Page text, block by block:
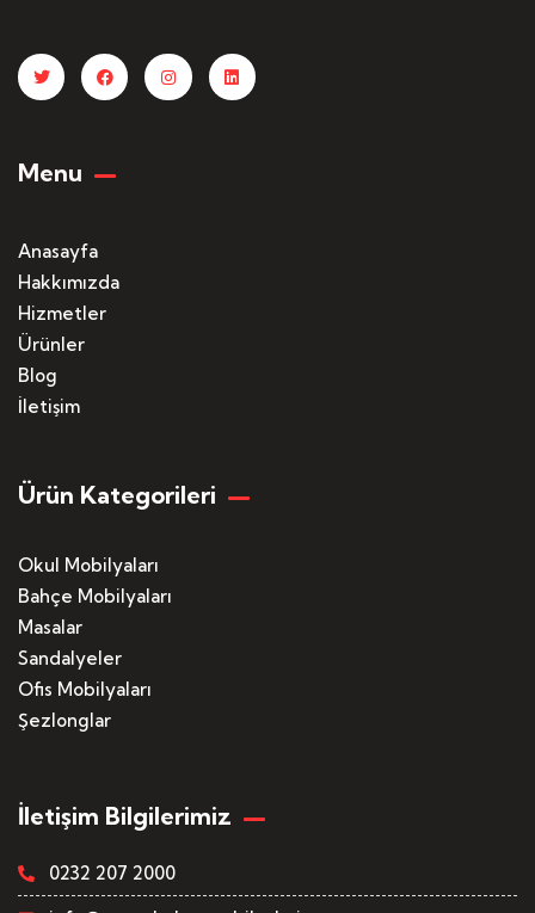
Menu
Anasayfa
Hakkımızda
Hizmetler
Ürünler
Blog
İletişim
Ürün Kategorileri
Okul Mobilyaları
Bahçe Mobilyaları
Masalar
Sandalyeler
Ofis Mobilyaları
Şezlonglar
İletişim Bilgilerimiz
0232 207 2000